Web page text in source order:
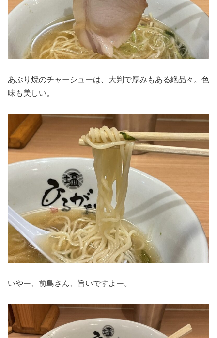
あぶり焼のチャーシューは、大判で厚みもある絶品々。色
味も美しい。
いやー、前島さん、旨いですよー。